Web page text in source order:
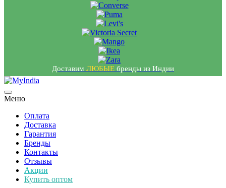
Доставим ЛЮБЫЕ бренды из Индии
Меню
Оплата
Доставка
Гарантия
Бренды
Контакты
Отзывы
Акции
Купить оптом